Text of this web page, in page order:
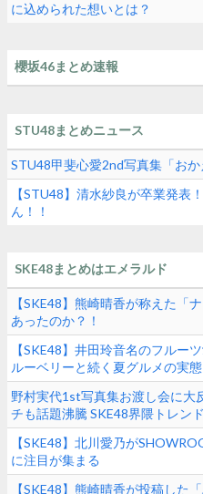
に込められた想いとは？
櫻坂46まとめ速報
STU48まとめニュース
STU48甲斐心愛2nd写真集「お
【STU48】清水紗良が卒業発表
ん！！
SKE48まとめはエメラルド
【SKE48】熊崎晴香が称えた「
あったのか？！
【SKE48】井田玲音名のフルー
ルーベリーと続く夏グルメの実
野村実代1st写真集お渡し会に大
チも話題沸騰 SKE48界隈トレン
【SKE48】北川愛乃が
に注目が集まる
【SKE48】熊崎晴香が投稿した